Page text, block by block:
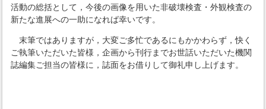
活動の総括として，今後の画像を用いた非破壊検査・外観検査の
新たな進展への一助になれば幸いです。
末筆ではありますが，大変ご多忙であるにもかかわらず，快く
ご執筆いただいた皆様，企画から刊行までお世話いただいた機関
誌編集ご担当の皆様に，誌面をお借りして御礼申し上げます。